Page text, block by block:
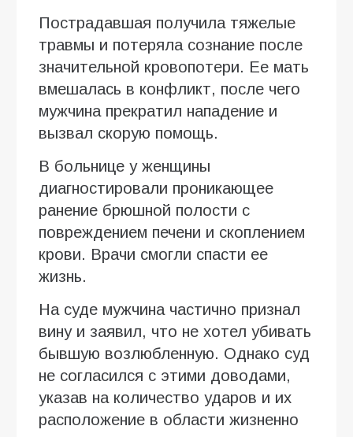
Пострадавшая получила тяжелые
травмы и потеряла сознание после
значительной кровопотери. Ее мать
вмешалась в конфликт, после чего
мужчина прекратил нападение и
вызвал скорую помощь.
В больнице у женщины
диагностировали проникающее
ранение брюшной полости с
повреждением печени и скоплением
крови. Врачи смогли спасти ее
жизнь.
На суде мужчина частично признал
вину и заявил, что не хотел убивать
бывшую возлюбленную. Однако суд
не согласился с этими доводами,
указав на количество ударов и их
расположение в области жизненно